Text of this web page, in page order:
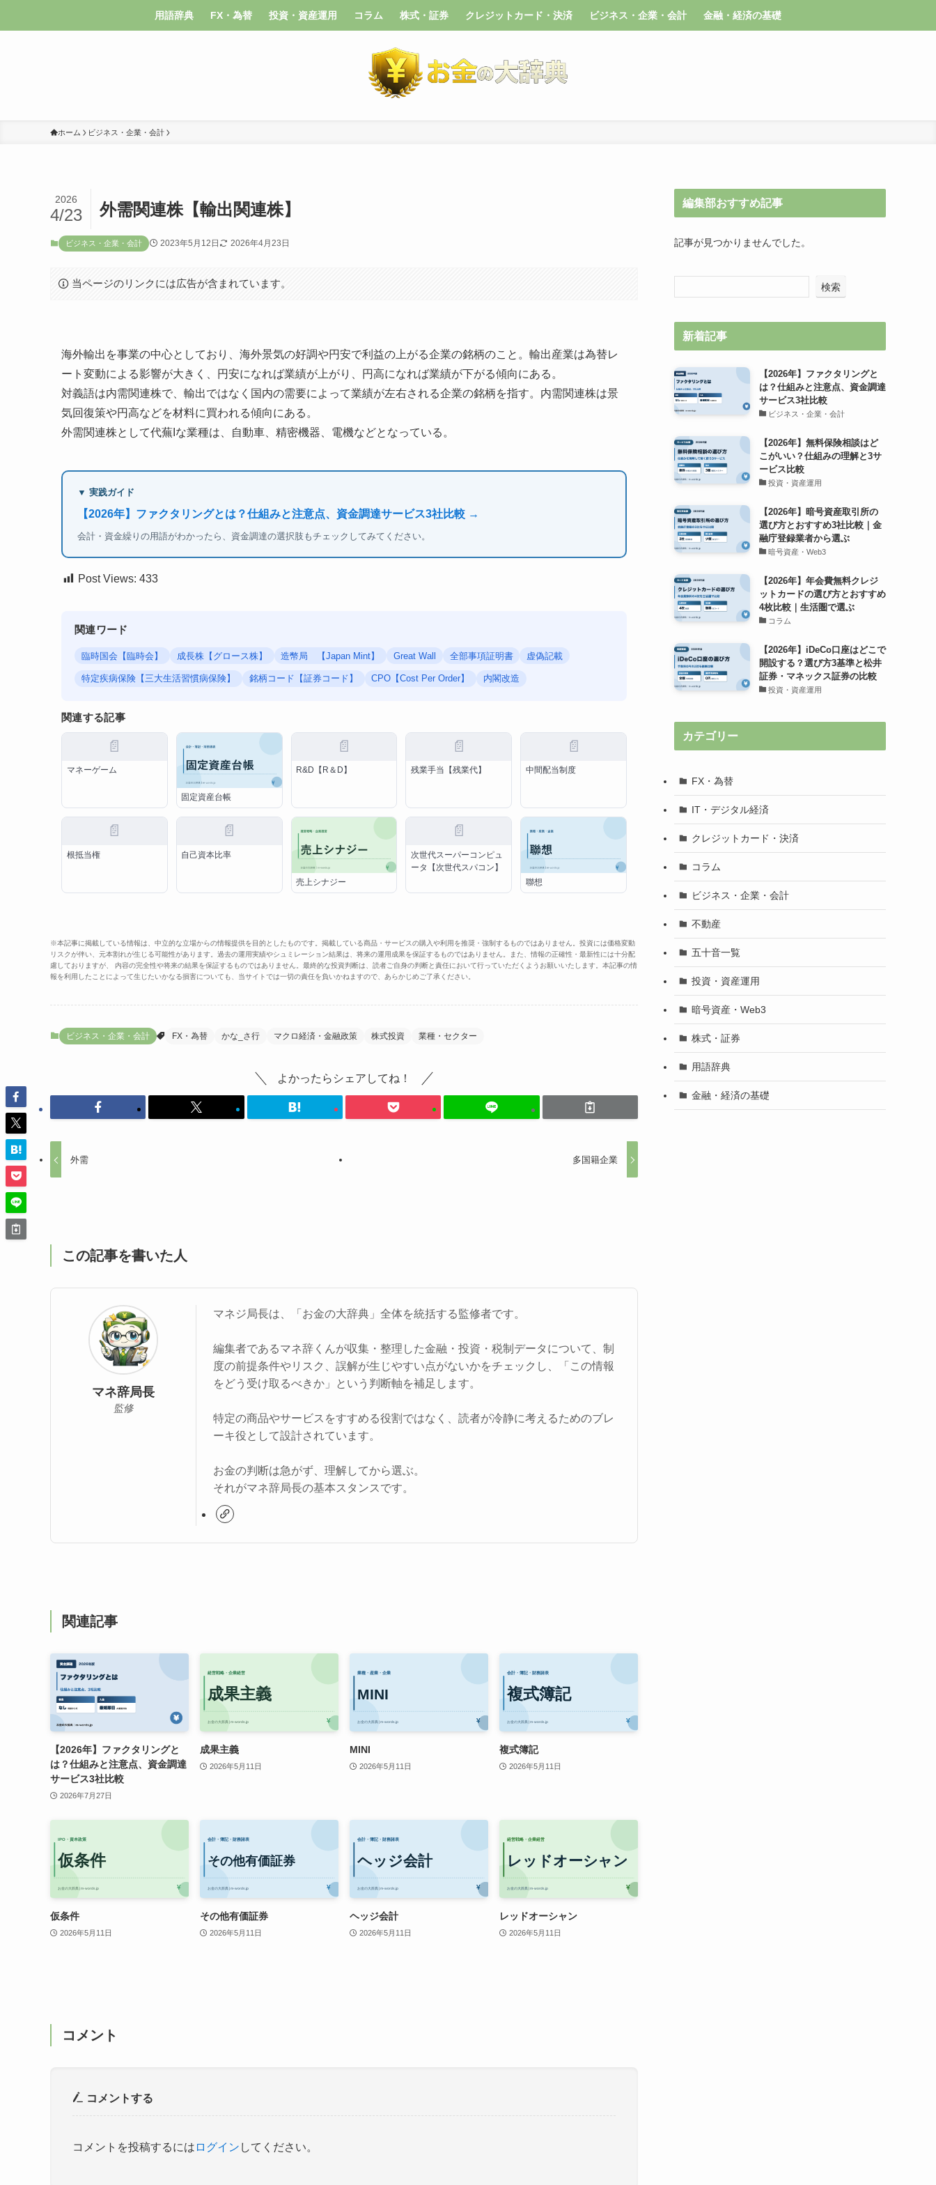
用語辞典 FX・為替 投資・資産運用 コラム 株式・証券 クレジットカード・決済 ビジネス・企業・会計 金融・経済の基礎
ホーム ビジネス・企業・会計
外需関連株【輸出関連株】
2026
4/23
ビジネス・企業・会計 2023年5月12日 2026年4月23日
当ページのリンクには広告が含まれています。
海外輸出を事業の中心としており、海外景気の好調や円安で利益の上がる企業の銘柄のこと。輸出産業は為替レ
ート変動による影響が大きく、円安になれば業績が上がり、円高になれば業績が下がる傾向にある。
対義語は内需関連株で、輸出ではなく国内の需要によって業績が左右される企業の銘柄を指す。内需関連株は景
気回復策や円高などを材料に買われる傾向にある。
外需関連株として代蕪Iな業種は、自動車、精密機器、電機などとなっている。
▼ 実践ガイド
【2026年】ファクタリングとは？仕組みと注意点、資金調達サービス3社比較 →
会計・資金繰りの用語がわかったら、資金調達の選択肢もチェックしてみてください。
Post Views: 433
関連ワード
臨時国会【臨時会】 成長株【グロース株】 造幣局 【Japan Mint】 Great Wall 全部事項証明書 虚偽記載
特定疾病保険【三大生活習慣病保険】 銘柄コード【証券コード】 CPO【Cost Per Order】 内閣改造
関連する記事
📄
マネーゲーム
固定資産台帳
📄
R&D【R＆D】
📄
残業手当【残業代】
📄
中間配当制度
📄
根抵当権
📄
自己資本比率
売上シナジー
📄
次世代スーパーコンピュ
ータ【次世代スパコン】
聯想
※本記事に掲載している情報は、中立的な立場からの情報提供を目的としたものです。掲載している商品・サービスの購入や利用を推奨・強制するものではありません。投資には価格変動
リスクが伴い、元本割れが生じる可能性があります。過去の運用実績やシュミレーション結果は、将来の運用成果を保証するものではありません。また、情報の正確性・最新性には十分配
慮しておりますが、 内容の完全性や将来の結果を保証するものではありません。最終的な投資判断は、読者ご自身の判断と責任において行っていただくようお願いいたします。本記事の情
報を利用したことによって生じたいかなる損害についても、当サイトでは一切の責任を負いかねますので、あらかじめご了承ください。
ビジネス・企業・会計 FX・為替 かな_さ行 マクロ経済・金融政策 株式投資 業種・セクター
よかったらシェアしてね！
外需 多国籍企業
この記事を書いた人
マネ辞局長
監修
マネジ局長は、「お金の大辞典」全体を統括する監修者です。
編集者であるマネ辞くんが収集・整理した金融・投資・税制データについて、制
度の前提条件やリスク、誤解が生じやすい点がないかをチェックし、「この情報
をどう受け取るべきか」という判断軸を補足します。
特定の商品やサービスをすすめる役割ではなく、読者が冷静に考えるためのブレ
ーキ役として設計されています。
お金の判断は急がず、理解してから選ぶ。
それがマネ辞局長の基本スタンスです。
関連記事
【2026年】ファクタリングと
は？仕組みと注意点、資金調達
サービス3社比較
2026年7月27日
成果主義
2026年5月11日
MINI
2026年5月11日
複式簿記
2026年5月11日
仮条件
2026年5月11日
その他有価証券
2026年5月11日
ヘッジ会計
2026年5月11日
レッドオーシャン
2026年5月11日
コメント
コメントする
コメントを投稿するには ログイン してください。
編集部おすすめ記事
記事が見つかりませんでした。
検索
新着記事
【2026年】ファクタリングと
は？仕組みと注意点、資金調達
サービス3社比較
ビジネス・企業・会計
【2026年】無料保険相談はど
こがいい？仕組みの理解と3サ
ービス比較
投資・資産運用
【2026年】暗号資産取引所の
選び方とおすすめ3社比較｜金
融庁登録業者から選ぶ
暗号資産・Web3
【2026年】年会費無料クレジ
ットカードの選び方とおすすめ
4枚比較｜生活圏で選ぶ
コラム
【2026年】iDeCo口座はどこで
開設する？選び方3基準と松井
証券・マネックス証券の比較
投資・資産運用
カテゴリー
FX・為替
IT・デジタル経済
クレジットカード・決済
コラム
ビジネス・企業・会計
不動産
五十音一覧
投資・資産運用
暗号資産・Web3
株式・証券
用語辞典
金融・経済の基礎